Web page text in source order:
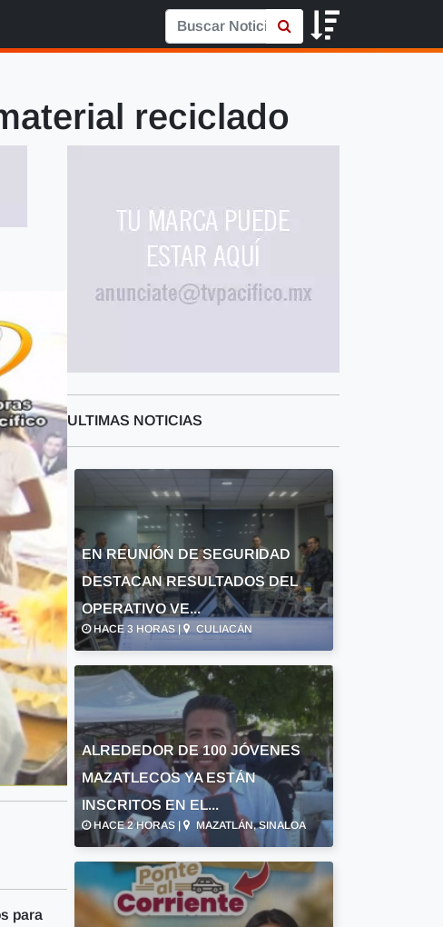
reciclado
para
ULTIMAS NOTICIAS
EN REUNIÓN DE SEGURIDAD
DESTACAN RESULTADOS DEL
OPERATIVO VE...
HACE 3 HORAS | CULIACÁN
ALREDEDOR DE 100 JÓVENES
MAZATLECOS YA ESTÁN
INSCRITOS EN EL...
HACE 2 HORAS | MAZATLÁN, SINALOA